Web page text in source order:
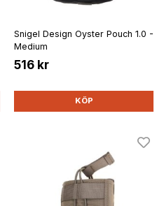
Snigel Design Oyster Pouch 1.0 -
Medium
516 kr
KÖP